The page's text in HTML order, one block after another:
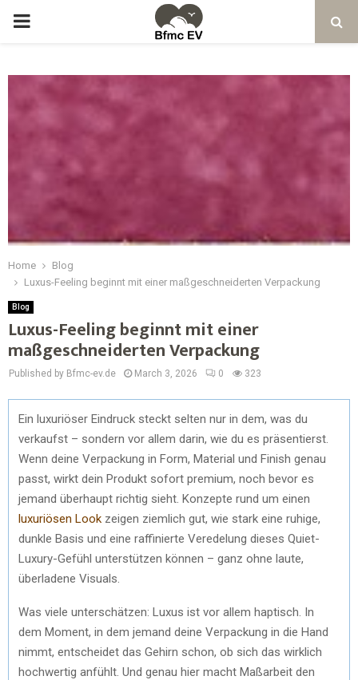
Home
Blog
Luxus-Feeling beginnt mit einer maßgeschneiderten Verpackung
Blog
Luxus-Feeling beginnt mit einer
maßgeschneiderten Verpackung
Published by Bfmc-ev.de March 3, 2026 0 323
Ein luxuriöser Eindruck steckt selten nur in dem, was du
verkaufst – sondern vor allem darin, wie du es präsentierst.
Wenn deine Verpackung in Form, Material und Finish genau
passt, wirkt dein Produkt sofort premium, noch bevor es
jemand überhaupt richtig sieht. Konzepte rund um einen
luxuriösen Look zeigen ziemlich gut, wie stark eine ruhige,
dunkle Basis und eine raffinierte Veredelung dieses Quiet-
Luxury-Gefühl unterstützen können – ganz ohne laute,
überladene Visuals.
Was viele unterschätzen: Luxus ist vor allem haptisch. In
dem Moment, in dem jemand deine Verpackung in die Hand
nimmt, entscheidet das Gehirn schon, ob sich das wirklich
hochwertig anfühlt. Und genau hier macht Maßarbeit den